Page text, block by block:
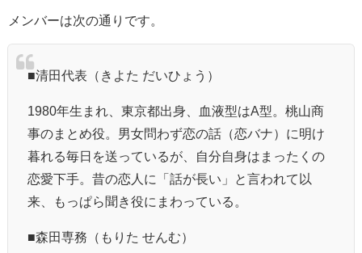
メンバーは次の通りです。
■清田代表（きよた だいひょう）
1980年生まれ、東京都出身、血液型はA型。桃山商
事のまとめ役。男女問わず恋の話（恋バナ）に明け
暮れる毎日を送っているが、自分自身はまったくの
恋愛下手。昔の恋人に「話が長い」と言われて以
来、もっぱら聞き役にまわっている。
■森田専務（もりた せんむ）